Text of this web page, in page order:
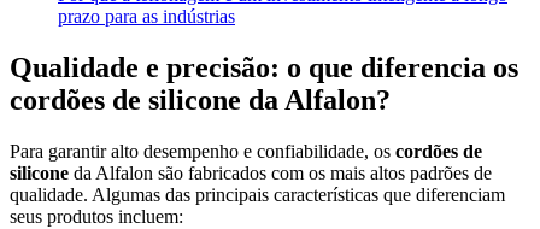
prazo para as indústrias
Qualidade e precisão: o que diferencia os
cordões de silicone da Alfalon?
Para garantir alto desempenho e confiabilidade, os cordões de
silicone da Alfalon são fabricados com os mais altos padrões de
qualidade. Algumas das principais características que diferenciam
seus produtos incluem: